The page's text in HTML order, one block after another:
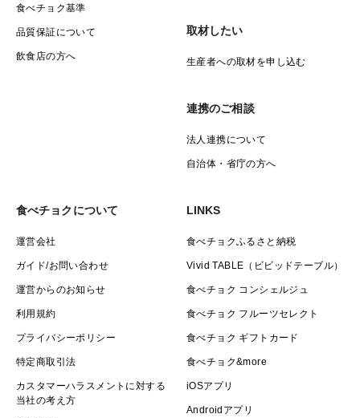
食べチョク基準
品質保証について
飲食店の方へ
取材したい
生産者への取材を申し込む
連携のご相談
法人連携について
自治体・省庁の方へ
食べチョクについて
運営会社
ガイド/お問い合わせ
運営からのお知らせ
利用規約
プライバシーポリシー
特定商取引法
カスタマーハラスメントに対する
当社の考え方
LINKS
食べチョクふるさと納税
Vivid TABLE（ビビッドテーブル）
食べチョク コンシェルジュ
食べチョク フルーツセレクト
食べチョク ギフトカード
食べチョク&more
iOSアプリ
Androidアプリ